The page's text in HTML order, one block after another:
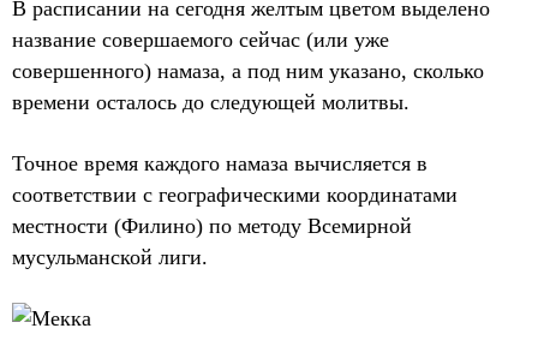
В расписании на сегодня желтым цветом выделено
название совершаемого сейчас (или уже
совершенного) намаза, а под ним указано, сколько
времени осталось до следующей молитвы.
Точное время каждого намаза вычисляется в
соответствии с географическими координатами
местности (Филино) по методу Всемирной
мусульманской лиги.